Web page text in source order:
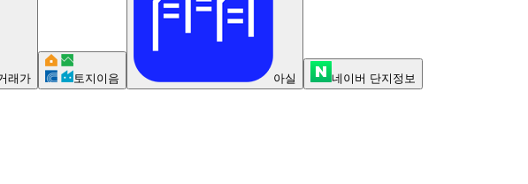
래가 토지이음 아실 네이버 단지정보